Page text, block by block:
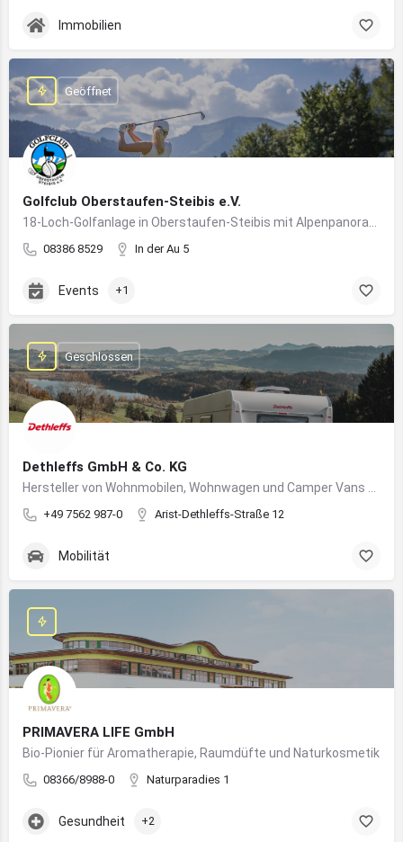
Immobilien
Golfclub Oberstaufen-Steibis e.V.
08386 8529 In der Au 5
Geöffnet
Events +1
Dethleffs GmbH & Co. KG
+49 7562 987-0 Arist-Dethleffs-Straße 12
Geschlossen
Mobilität
PRIMAVERA LIFE GmbH
Bio-Pionier für Aromatherapie, Raumdüfte und Naturkosmetik
08366/8988-0 Naturparadies 1
Gesundheit +2